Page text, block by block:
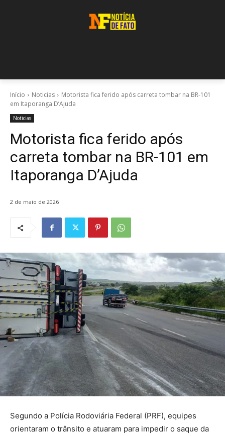
Início Noticias
Motorista fica ferido após carreta tombar na BR-101
em Itaporanga D’Ajuda
Noticias
Motorista fica ferido após
carreta tombar na BR-101 em
Itaporanga D’Ajuda
2 de maio de 2026
Segundo a Polícia Rodoviária Federal (PRF), equipes
orientaram o trânsito e atuaram para impedir o saque da